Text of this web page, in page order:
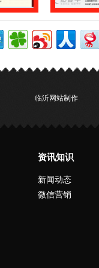
临沂网站制作
资讯知识
新闻动态
微信营销